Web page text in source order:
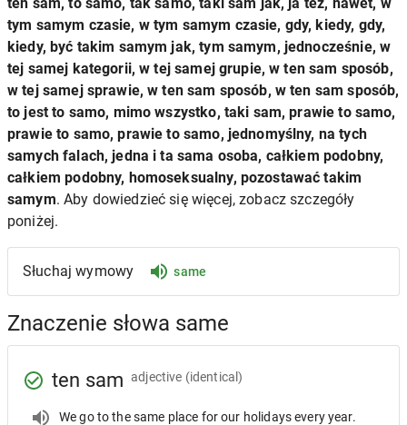
tym samym czasie, w tym samym czasie, gdy, kiedy, gdy,
kiedy, być takim samym jak, tym samym, jednocześnie, w
tej samej kategorii, w tej samej grupie, w ten sam sposób,
w tej samej sprawie, w ten sam sposób, w ten sam sposób,
to jest to samo, mimo wszystko, taki sam, prawie to samo,
prawie to samo, prawie to samo, jednomyślny, na tych
samych falach, jedna i ta sama osoba, całkiem podobny,
całkiem podobny, homoseksualny, pozostawać takim
samym. Aby dowiedzieć się więcej, zobacz szczegóły
poniżej.
Słuchaj wymowy same
Znaczenie słowa same
ten sam adjective (identical)
We go to the same place for our holidays every year.